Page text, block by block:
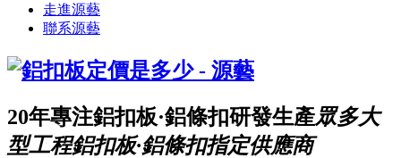
走進源藝
聯系源藝
20年專注鋁扣板·鋁條扣研發生產眾多大
型工程鋁扣板·鋁條扣指定供應商